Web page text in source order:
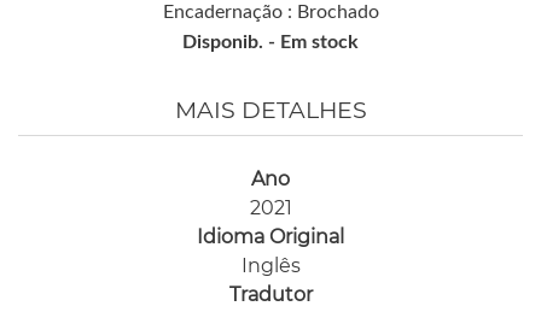
Encadernação : Brochado
Disponib. - Em stock
MAIS DETALHES
Ano
2021
Idioma Original
Inglês
Tradutor